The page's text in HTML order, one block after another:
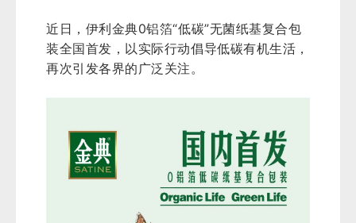
近日，伊利金典0铝箔“低碳”无菌纸基复合包
装全国首发，以实际行动倡导低碳有机生活，
再次引发各界的广泛关注。